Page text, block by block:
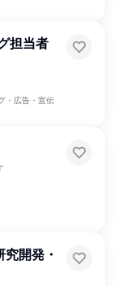
担当者
・広告・宣伝
開発・